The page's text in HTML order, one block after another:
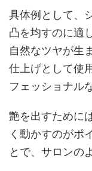
具体例として、
凸を均すのに適
自然なツヤが生
仕上げとして使
フェッショナル
艶を出すために
く動かすのがポ
とで、サロンの